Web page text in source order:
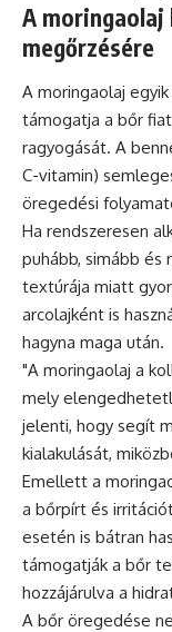
A moringaolaj
megőrzésére
A moringaolaj
támogatja a bőr
ragyogását. A
C-vitamin)
öregedési
Ha rendszeresen
puhább, simább és
textúrája miatt
arcolajként is
hagyna maga után.
"A moringaolaj a
mely
jelenti, hogy segít
kialakulását,
Emellett a
a bőrpírt és
esetén is bátran
támogatják a bőr
hozzájárulva a
A bőr öregedése